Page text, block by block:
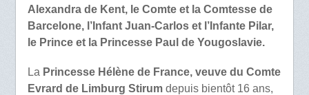
Alexandra de Kent, le Comte et la Comtesse de
Barcelone, l’Infant Juan-Carlos et l’Infante Pilar,
le Prince et la Princesse Paul de Yougoslavie.
La Princesse Hélène de France, veuve du Comte
Evrard de Limburg Stirumdepuis bientôt 16 ans,